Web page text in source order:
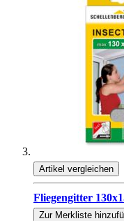
Artikel vergleichen
Fliegengitter
Zur Merkliste